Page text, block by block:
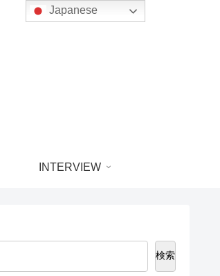
INTERVIEW
検索
Japanese